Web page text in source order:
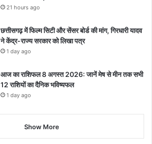
21 hours ago
छत्तीसगढ़ में फिल्म सिटी और सेंसर बोर्ड की मांग, गिरधारी यादव
ने केंद्र-राज्य सरकार को लिखा पत्र
1 day ago
आज का राशिफल 8 अगस्त 2026: जानें मेष से मीन तक सभी
12 राशियों का दैनिक भविष्यफल
1 day ago
Show More